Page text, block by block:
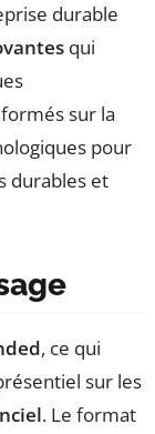
durable
qui
sur la
pour
durables et
, ce qui
sur les
. Le format